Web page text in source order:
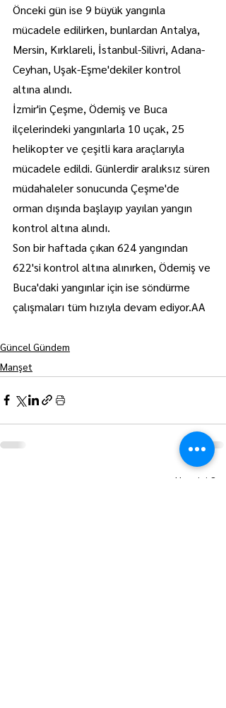
Önceki gün ise 9 büyük yangınla
mücadele edilirken, bunlardan Antalya,
Mersin, Kırklareli, İstanbul-Silivri, Adana-
Ceyhan, Uşak-Eşme'dekiler kontrol
altına alındı.
İzmir'in Çeşme, Ödemiş ve Buca
ilçelerindeki yangınlarla 10 uçak, 25
helikopter ve çeşitli kara araçlarıyla
mücadele edildi. Günlerdir aralıksız süren
müdahaleler sonucunda Çeşme'de
orman dışında başlayıp yayılan yangın
kontrol altına alındı.
Son bir haftada çıkan 624 yangından
622'si kontrol altına alınırken, Ödemiş ve
Buca'daki yangınlar için ise söndürme
çalışmaları tüm hızıyla devam ediyor.AA
Güncel Gündem
Manşet
Hepsini Gör